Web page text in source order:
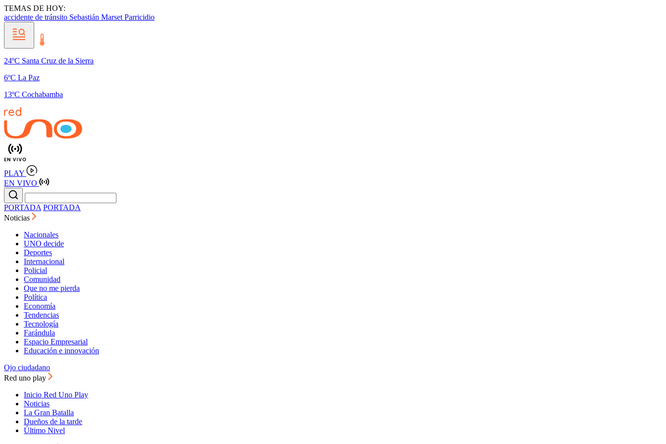
TEMAS DE HOY:
accidente de tránsito Sebastián Marset Parricidio
24ºC Santa Cruz de la Sierra
6ºC La Paz
13ºC Cochabamba
PLAY
EN VIVO
PORTADA PORTADA
Noticias
Nacionales
UNO decide
Deportes
Internacional
Policial
Comunidad
Que no me pierda
Política
Economía
Tendencias
Tecnología
Farándula
Espacio Empresarial
Educación e innovación
Ojo ciudadano
Red uno play
Inicio Red Uno Play
Noticias
La Gran Batalla
Dueños de la tarde
Último Nivel